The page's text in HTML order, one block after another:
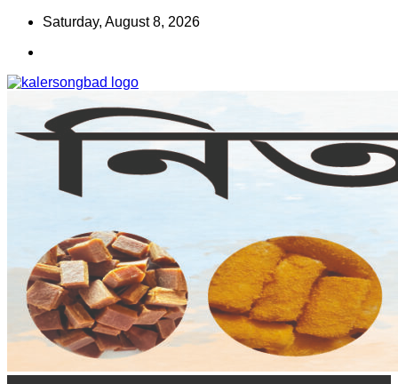
Skip
content
Saturday, August 8, 2026
কালের সংবাদ
www.kalersongbad.com